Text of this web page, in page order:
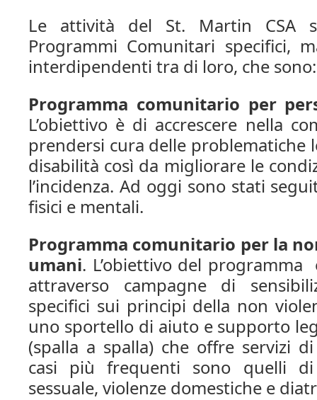
Le attività del St. Martin CSA
Programmi Comunitari specifici,
interdipendenti tra di loro, che sono:
Programma comunitario per
L’obiettivo è di accrescere nella
prendersi cura delle problematiche
disabilità così da migliorare le
l’incidenza. Ad oggi sono stati
fisici e mentali.
Programma comunitario per la
umani. L’obiettivo del
attraverso campagne di
specifici sui principi della non
uno sportello di aiuto e supporto
(spalla a spalla) che offre servizi
casi più frequenti sono quelli
sessuale, violenze domestiche e